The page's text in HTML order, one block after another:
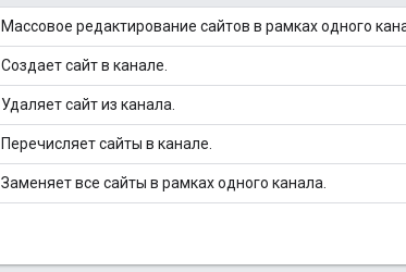
Массовое редактирование сайтов в рамках одного
Создает сайт в канале.
Удаляет сайт из канала.
Перечисляет сайты в канале.
Заменяет все сайты в рамках одного канала.